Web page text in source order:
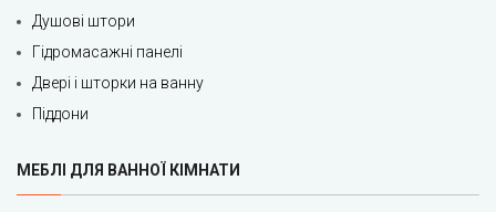
Душові штори
Гідромасажні панелі
Двері і шторки на ванну
Піддони
МЕБЛІ ДЛЯ ВАННОЇ КІМНАТИ